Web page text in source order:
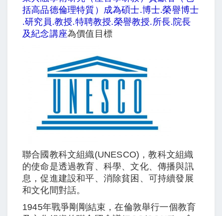
括高品德倫理特質）成為碩士.博士.榮譽博士
.研究員.教授.特聘教授.榮譽教授.所長.院長
及紀念講座為價值目標
聯合國教科文組織(UNESCO)，教科文組織
的使命是透過教育、科學、文化、傳播與訊
息，促進建設和平、消除貧困、可持續發展
和文化間對話。
1945年戰爭剛剛結束，在倫敦舉行一個教育